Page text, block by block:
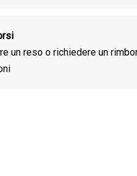
un reso o richiedere un